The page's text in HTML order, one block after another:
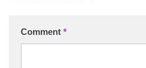
Comment *